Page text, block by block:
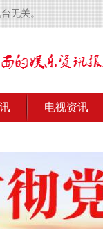
无关。
电视资讯